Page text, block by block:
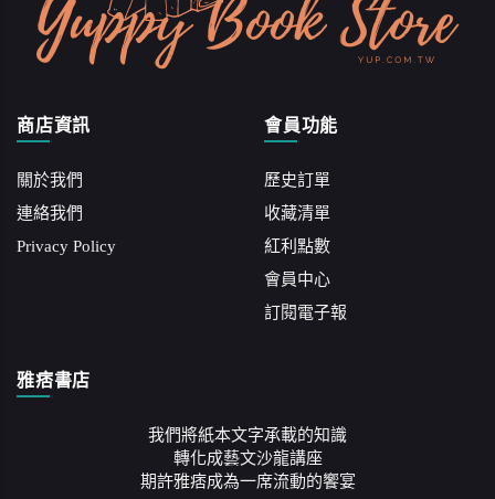
商店資訊
關於我們
連絡我們
Privacy Policy
會員功能
歷史訂單
收藏清單
紅利點數
會員中心
訂閱電子報
雅痞書店
我們將紙本文字承載的知識
轉化成藝文沙龍講座
期許雅痞成為一席流動的饗宴